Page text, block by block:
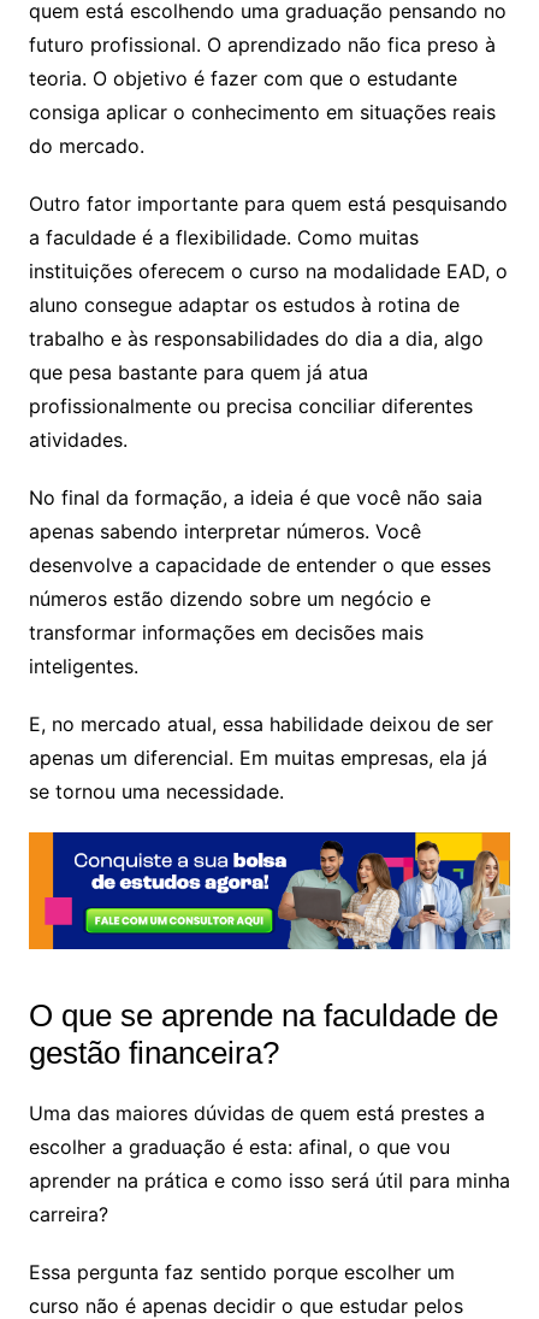
quem está escolhendo uma graduação pensando no
futuro profissional. O aprendizado não fica preso à
teoria. O objetivo é fazer com que o estudante
consiga aplicar o conhecimento em situações reais
do mercado.
Outro fator importante para quem está pesquisando
a faculdade é a flexibilidade. Como muitas
instituições oferecem o curso na modalidade EAD, o
aluno consegue adaptar os estudos à rotina de
trabalho e às responsabilidades do dia a dia, algo
que pesa bastante para quem já atua
profissionalmente ou precisa conciliar diferentes
atividades.
No final da formação, a ideia é que você não saia
apenas sabendo interpretar números. Você
desenvolve a capacidade de entender o que esses
números estão dizendo sobre um negócio e
transformar informações em decisões mais
inteligentes.
E, no mercado atual, essa habilidade deixou de ser
apenas um diferencial. Em muitas empresas, ela já
se tornou uma necessidade.
O que se aprende na faculdade de
gestão financeira?
Uma das maiores dúvidas de quem está prestes a
escolher a graduação é esta: afinal, o que vou
aprender na prática e como isso será útil para minha
carreira?
Essa pergunta faz sentido porque escolher um
curso não é apenas decidir o que estudar pelos